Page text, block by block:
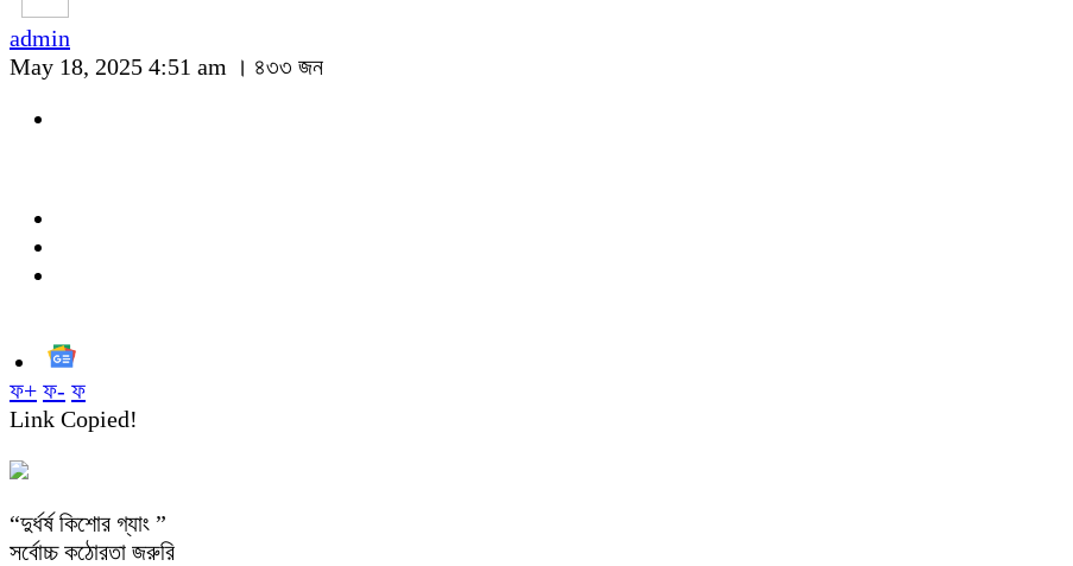
admin
May 18, 2025 4:51 am । ৪৩৩ জন
ফ+ ফ- ফ
Link Copied!
“দুর্ধর্ষ কিশোর গ্যাং ”
সর্বোচ্চ কঠোরতা জরুরি